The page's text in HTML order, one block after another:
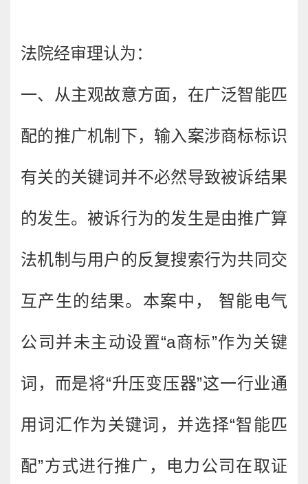
法院经审理认为：
一、从主观故意方面，在广泛智能匹
配的推广机制下，输入案涉商标标识
有关的关键词并不必然导致被诉结果
的发生。被诉行为的发生是由推广算
法机制与用户的反复搜索行为共同交
互产生的结果。本案中， 智能电气
公司并未主动设置“a商标”作为关键
词，而是将“升压变压器”这一行业通
用词汇作为关键词，并选择“智能匹
配”方式进行推广，电力公司在取证